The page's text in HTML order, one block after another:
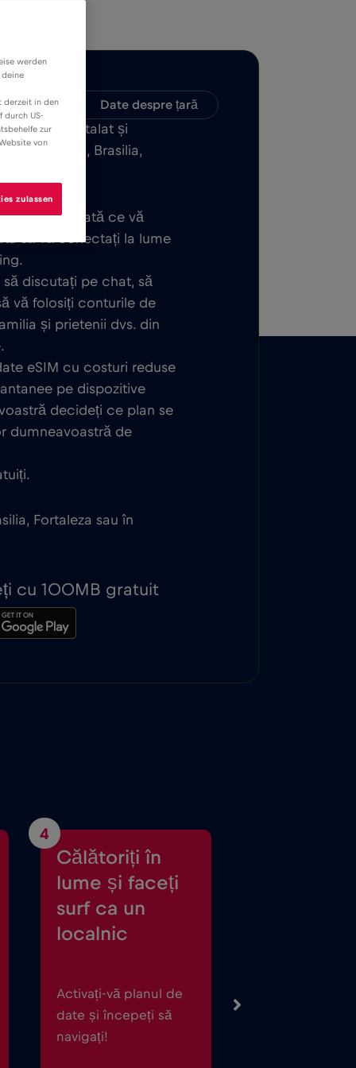
Date despre țară
ușor de instalat și
în Manaus, Brasilia,
bază. Odată ce vă
să vă conectați la lume
discutați pe chat, să
vă folosiți conturile de
și prietenii dvs. din
eSIM cu costuri reduse
pe dispozitive
decideți ce plan se
dumneavoastră de
Fortaleza sau în
cu 100MB gratuit
4
Călătoriți în
lume și faceți
surf ca un
localnic
Activați-vă planul de
date și începeți să
navigați!
werden
deine
derzeit in den
durch US-
zur
von
zulassen